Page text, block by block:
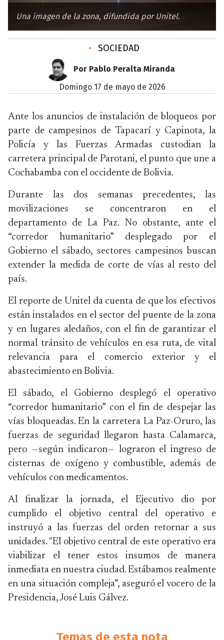
Una imagen de la zona, difundida por Unitel.
• SOCIEDAD
Por Pablo Peralta Miranda
domingo 17 de mayo de 2026
Ante los anuncios de instalación de bloqueos por
parte de campesinos de Tapacarí y Capinota, la
Policía y las Fuerzas Armadas custodian la
carretera principal de Parotani, el punto que une a
Cochabamba con el occidente de Bolivia.
Durante las dos semanas precedentes, las
movilizaciones se concentraron en el
departamento de La Paz. No obstante, ante el
“corredor humanitario” desplegado por el
Gobierno el sábado, sectores campesinos buscan
extender la medida de corte de vías al resto del
país.
El reporte de Unitel da cuenta de que los efectivos
están instalados en el sector del puente de la zona
y en lugares aledaños, con el fin de garantizar el
normal tránsito de vehículos en esa ruta, de vital
relevancia para el comercio exterior y el
abastecimiento en Bolivia.
El sábado, el Gobierno desplegó el operativo
“corredor humanitario” con el fin de despejar las
vías bloqueadas. En la carretera La Paz-Oruro, las
fuerzas de seguridad llegaron hasta Calamarca,
pero —según indicaron— lograron el ingreso de
cisternas de oxígeno y combustible, además de
vehículos con medicamentos.
Al finalizar la jornada, el Ejecutivo dio por
cumplido el objetivo central del operativo e
instruyó a las fuerzas del orden retornar a sus
unidades. "El objetivo central de este operativo era
viabilizar el tener estos insumos de manera
inmediata en nuestra ciudad. Estábamos realmente
en una situación compleja”, aseguró el vocero de la
Presidencia, José Luis Gálvez.
Temas de esta nota